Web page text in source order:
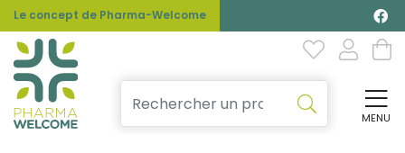
Le concept de Pharma-Welcome
MENU